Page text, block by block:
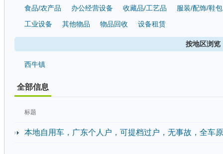
食品/农产品
办公经营设备 收藏品/工艺品
服装/配饰/鞋包
工业设备
其他物品 物品回收 设备租赁
按地区浏览
西牛镇
全部信息
标题
本地自用车，广东个人户，可提档过户，无事故，全车